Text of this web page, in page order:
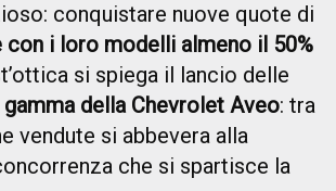
conquistare nuove quote di
con i loro modelli almeno il 50%
si spiega il lancio delle
della Chevrolet Aveo: tra
vendute si abbevera alla
che si spartisce la